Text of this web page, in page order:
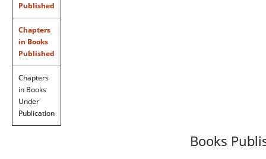
Published
Chapters
in Books
Published
Chapters
in Books
Under
Publication
Books